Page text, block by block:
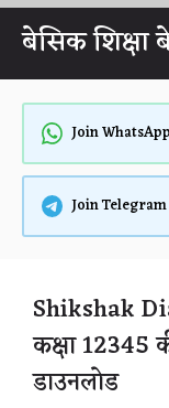
Skip
content
बेसिक शिक्षा
Join WhatsApp
Join Telegram
Shikshak
कक्षा 12345
डाउनलोड